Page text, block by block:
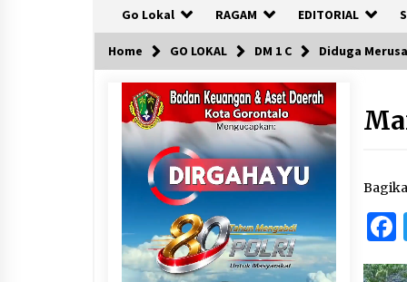
Go Lokal RAGAM EDITORIAL
Home GO LOKAL DM 1 C Diduga